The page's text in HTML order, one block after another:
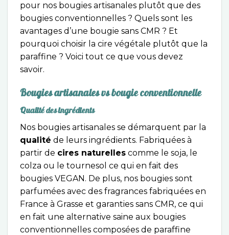
pour nos bougies artisanales plutôt que des
bougies conventionnelles ? Quels sont les
avantages d’une bougie sans CMR ? Et
pourquoi choisir la cire végétale plutôt que la
paraffine ? Voici tout ce que vous devez
savoir.
Bougies artisanales vs bougie conventionnelle
Qualité des ingrédients
Nos bougies artisanales se démarquent par la
qualité de leurs ingrédients. Fabriquées à
partir de cires naturelles comme le soja, le
colza ou le tournesol ce qui en fait des
bougies VEGAN. De plus, nos bougies sont
parfumées avec des fragrances fabriquées en
France à Grasse et garanties sans CMR, ce qui
en fait une alternative saine aux bougies
conventionnelles composées de paraffine